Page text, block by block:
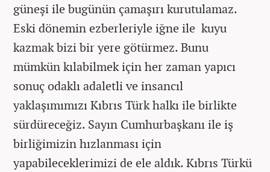
güneşi ile bugünün çamaşırı kurutulamaz.
Eski dönemin ezberleriyle iğne ile kuyu
kazmak bizi bir yere götürmez. Bunu
mümkün kılabilmek için her zaman yapıcı
sonuç odaklı adaletli ve insancıl
yaklaşımımızı Kıbrıs Türk halkı ile birlikte
sürdüreceğiz. Sayın Cumhurbaşkanı ile iş
birliğimizin hızlanması için
yapabileceklerimizi de ele aldık. Kıbrıs Türkü